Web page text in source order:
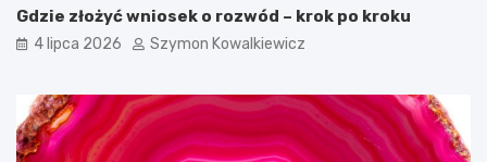
Gdzie złożyć wniosek o rozwód – krok po kroku
4 lipca 2026 Szymon Kowalkiewicz